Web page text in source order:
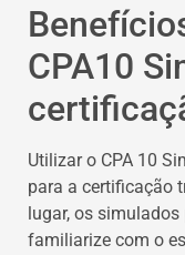
CPA10
Utilizar o CPA 10
para a certificação
lugar, os
familiarize com o